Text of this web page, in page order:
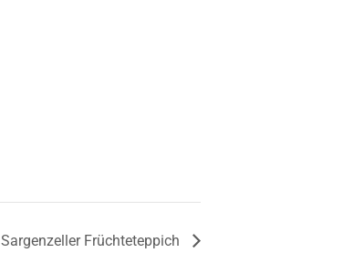
Sargenzeller Früchteteppich